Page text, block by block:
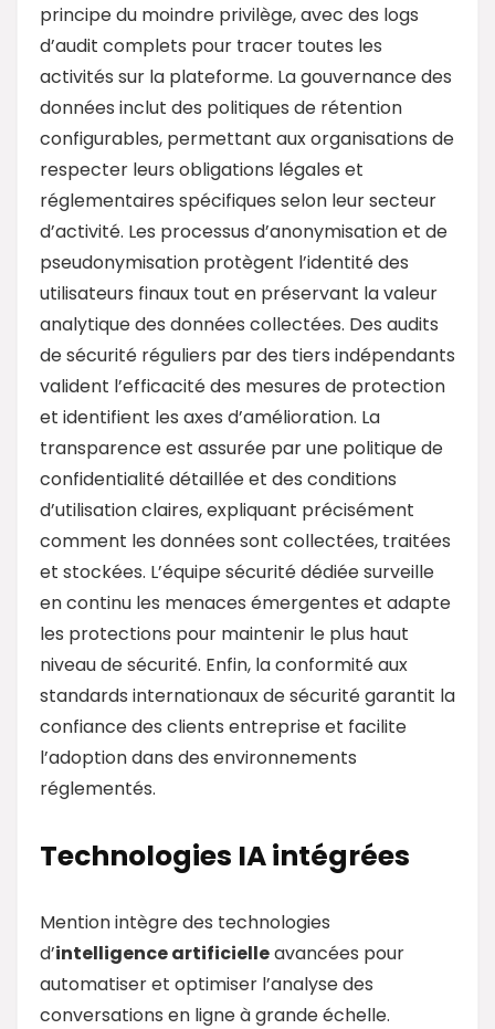
principe du moindre privilège, avec des logs
d’audit complets pour tracer toutes les
activités sur la plateforme. La gouvernance des
données inclut des politiques de rétention
configurables, permettant aux organisations de
respecter leurs obligations légales et
réglementaires spécifiques selon leur secteur
d’activité. Les processus d’anonymisation et de
pseudonymisation protègent l’identité des
utilisateurs finaux tout en préservant la valeur
analytique des données collectées. Des audits
de sécurité réguliers par des tiers indépendants
valident l’efficacité des mesures de protection
et identifient les axes d’amélioration. La
transparence est assurée par une politique de
confidentialité détaillée et des conditions
d’utilisation claires, expliquant précisément
comment les données sont collectées, traitées
et stockées. L’équipe sécurité dédiée surveille
en continu les menaces émergentes et adapte
les protections pour maintenir le plus haut
niveau de sécurité. Enfin, la conformité aux
standards internationaux de sécurité garantit la
confiance des clients entreprise et facilite
l’adoption dans des environnements
réglementés.
Technologies IA intégrées
Mention intègre des technologies
d’intelligence artificielleavancées pour
automatiser et optimiser l’analyse des
conversations en ligne à grande échelle.